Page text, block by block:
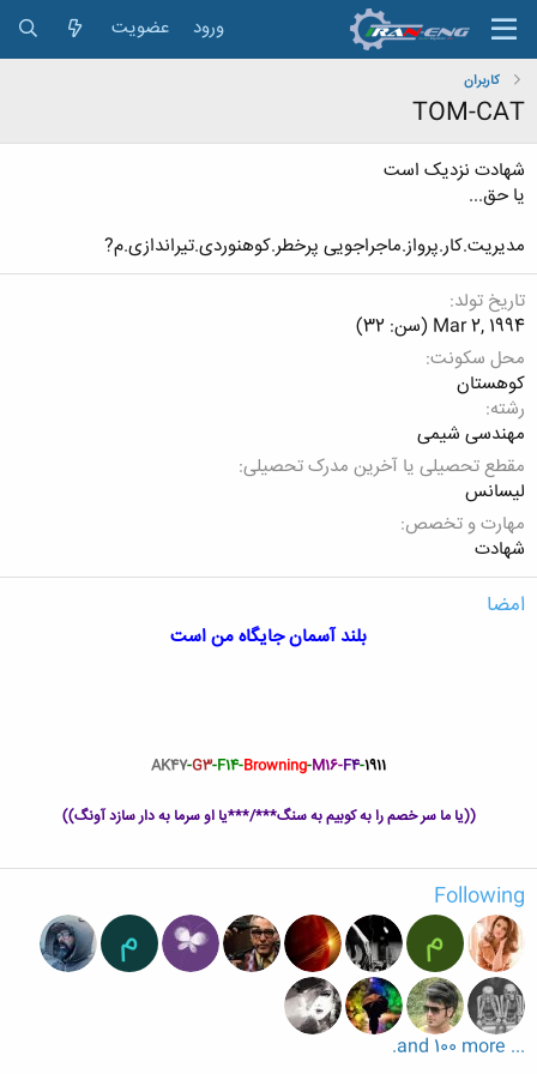
ورود عضویت
کاربران
TOM-CAT
شهادت نزدیک است
یا حق...
مدیریت.کار.پرواز.ماجراجویی پرخطر.کوهنوردی.تیراندازی.م?
تاریخ تولد
Mar 2, 1994 (سن: 32)
محل سکونت
کوهستان
رشته
مهندسی شیمی
مقطع تحصیلی یا آخرین مدرک تحصیلی
لیسانس
مهارت و تخصص
شهادت
امضا
بلند آسمان جایگاه من است
1911
-
AK47-G3-F14-Browning-M16-F4
((یا ما سر خصم را به کوبیم به سنگ***/***یا او سرما به دار سازد آونگ))
Following
م م
... and 100 more.